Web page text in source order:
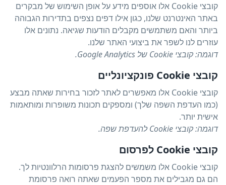
קובצי Cookie אלו אוספים מידע על אופן השימוש של מבקרים
באתר האינטרנט שלנו, כגון אילו דפים נצפים בתדירות הגבוהה
ביותר והאם משתמשים מקבלים הודעות שגיאה. נתונים אלו
עוזרים לנו לשפר את ביצועי האתר שלנו.
דוגמה: קובצי Cookie של Google Analytics.
קובצי Cookie פונקציונליים
קובצי Cookie אלו מאפשרים לאתר לזכור בחירות שאתה מבצע
(כמו העדפת השפה שלך) ומספקים תכונות משופרות ומותאמות
אישית יותר.
דוגמה: קובצי Cookie להעדפת שפה.
קובצי Cookie לפרסום
קובצי Cookie אלו משמשים להצגת פרסומות הרלוונטיות לך.
הם גם מגבילים את מספר הפעמים שאתה רואה פרסומת